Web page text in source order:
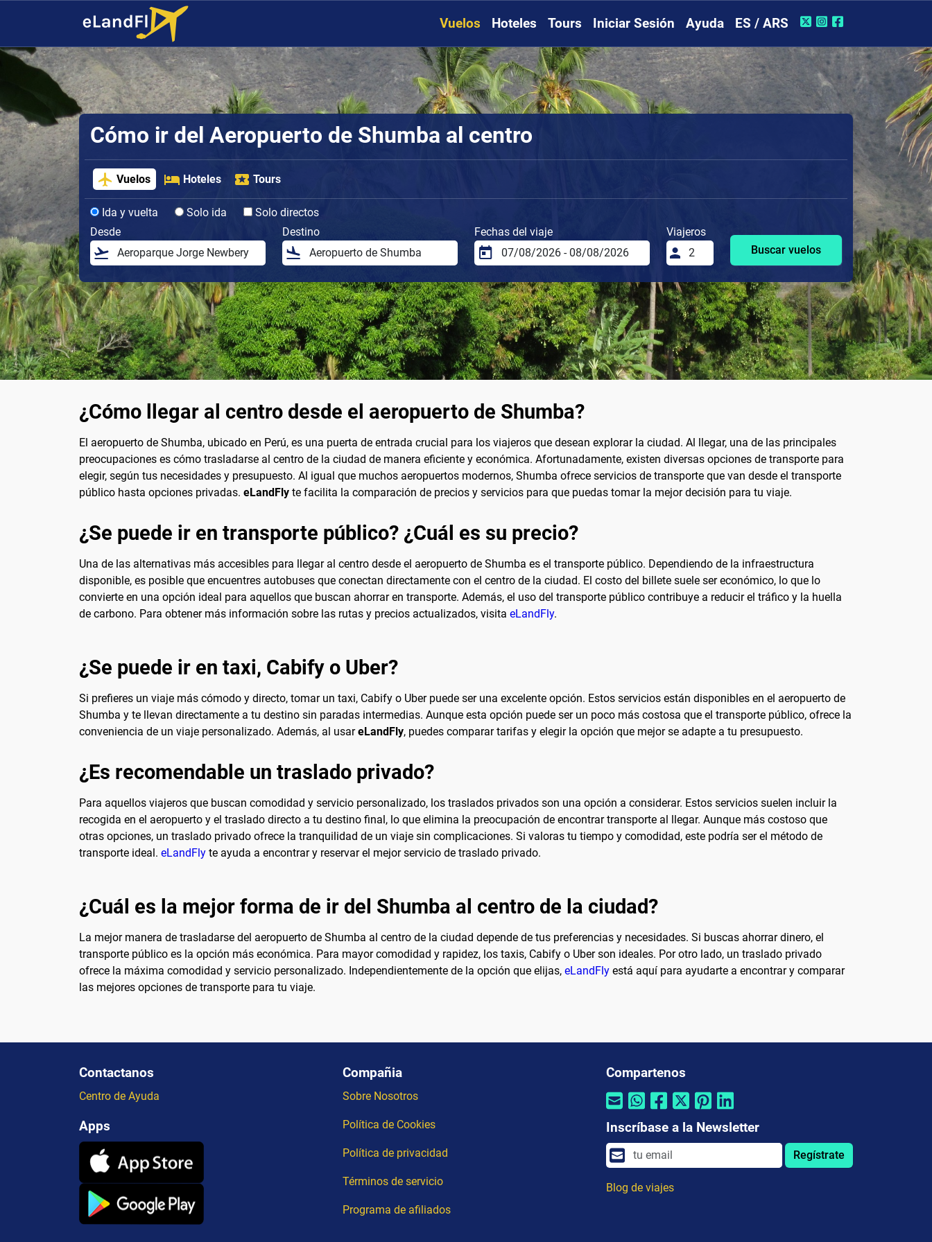
Vuelos Hoteles Tours Iniciar Sesión Ayuda ES / ARS
Cómo ir del Aeropuerto de Shumba al centro
Vuelos Hoteles Tours
Ida y vuelta Solo ida
Solo directos
Desde
Destino Fechas del viaje
Viajeros
Buscar vuelos
¿Cómo llegar al centro desde el aeropuerto de Shumba?
El aeropuerto de Shumba, ubicado en Perú, es una puerta de entrada crucial para los viajeros que desean explorar la ciudad. Al llegar, una de las principales
preocupaciones es cómo trasladarse al centro de la ciudad de manera eficiente y económica. Afortunadamente, existen diversas opciones de transporte para
elegir, según tus necesidades y presupuesto. Al igual que muchos aeropuertos modernos, Shumba ofrece servicios de transporte que van desde el transporte
público hasta opciones privadas. eLandFly te facilita la comparación de precios y servicios para que puedas tomar la mejor decisión para tu viaje.
¿Se puede ir en transporte público? ¿Cuál es su precio?
Una de las alternativas más accesibles para llegar al centro desde el aeropuerto de Shumba es el transporte público. Dependiendo de la infraestructura
disponible, es posible que encuentres autobuses que conectan directamente con el centro de la ciudad. El costo del billete suele ser económico, lo que lo
convierte en una opción ideal para aquellos que buscan ahorrar en transporte. Además, el uso del transporte público contribuye a reducir el tráfico y la huella
de carbono. Para obtener más información sobre las rutas y precios actualizados, visita eLandFly.
¿Se puede ir en taxi, Cabify o Uber?
Si prefieres un viaje más cómodo y directo, tomar un taxi, Cabify o Uber puede ser una excelente opción. Estos servicios están disponibles en el aeropuerto de
Shumba y te llevan directamente a tu destino sin paradas intermedias. Aunque esta opción puede ser un poco más costosa que el transporte público, ofrece la
conveniencia de un viaje personalizado. Además, al usareLandFly, puedes comparar tarifas y elegir la opción que mejor se adapte a tu presupuesto.
¿Es recomendable un traslado privado?
Para aquellos viajeros que buscan comodidad y servicio personalizado, los traslados privados son una opción a considerar. Estos servicios suelen incluir la
recogida en el aeropuerto y el traslado directo a tu destino final, lo que elimina la preocupación de encontrar transporte al llegar. Aunque más costoso que
otras opciones, un traslado privado ofrece la tranquilidad de un viaje sin complicaciones. Si valoras tu tiempo y comodidad, este podría ser el método de
transporte ideal. eLandFly te ayuda a encontrar y reservar el mejor servicio de traslado privado.
¿Cuál es la mejor forma de ir del Shumba al centro de la ciudad?
La mejor manera de trasladarse del aeropuerto de Shumba al centro de la ciudad depende de tus preferencias y necesidades. Si buscas ahorrar dinero, el
transporte público es la opción más económica. Para mayor comodidad y rapidez, los taxis, Cabify o Uber son ideales. Por otro lado, un traslado privado
ofrece la máxima comodidad y servicio personalizado. Independientemente de la opción que elijas, eLandFly está aquí para ayudarte a encontrar y comparar
las mejores opciones de transporte para tu viaje.
Contactanos
Centro de Ayuda
Apps
Compañia
Sobre Nosotros
Política de Cookies
Política de privacidad
Términos de servicio
Programa de afiliados
Compartenos
Inscríbase a la Newsletter
Regístrate
Blog de viajes